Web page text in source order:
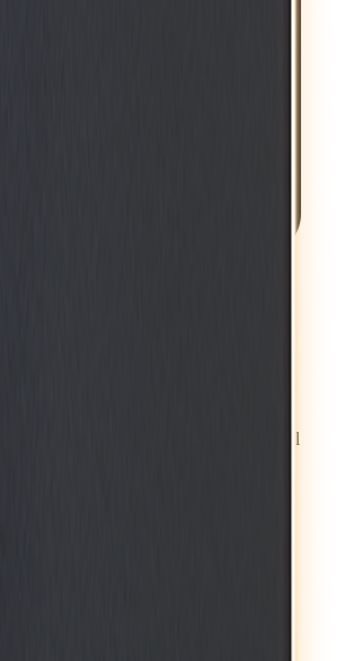
y gratis
las noticias más relevantes del
solo Delfino.cr puede hacerlo.
salirse de la lista de correos.